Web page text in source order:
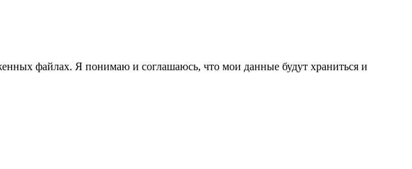
файлах. Я понимаю и соглашаюсь, что мои данные будут храниться и